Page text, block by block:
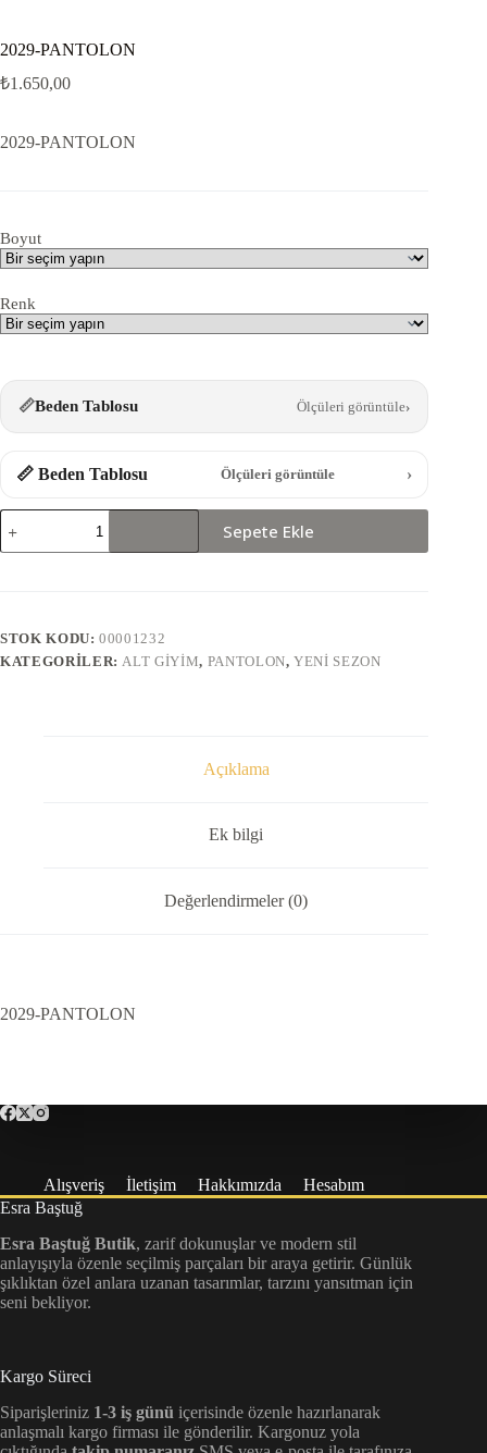
2029-PANTOLON
₺1.650,00
2029-PANTOLON
Boyut
Renk
📏Beden Tablosu Ölçüleri görüntüle›
📏 Beden Tablosu Ölçüleri görüntüle ›
2029-
PANTOLON
adet
Sepete Ekle
STOK KODU:00001232
KATEGORILER:ALT GIYIM, PANTOLON,YENI SEZON
Açıklama
Ek bilgi
Değerlendirmeler (0)
2029-PANTOLON
Alışveriş İletişim Hakkımızda
Hesabım
Esra Baştuğ
Esra Baştuğ Butik, zarif dokunuşlar ve modern stil
anlayışıyla özenle seçilmiş parçaları bir araya getirir. Günlük
şıklıktan özel anlara uzanan tasarımlar, tarzını yansıtman için
seni bekliyor.
Kargo Süreci
Siparişleriniz 1-3 iş günü içerisinde özenle hazırlanarak
anlaşmalı kargo firması ile gönderilir. Kargonuz yola